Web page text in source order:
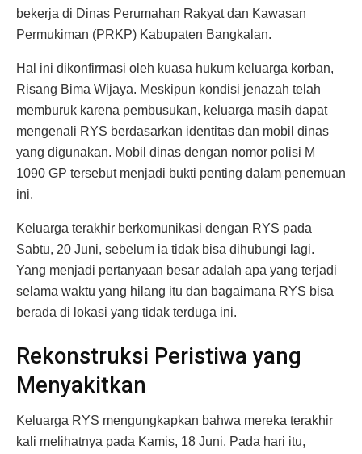
bekerja di Dinas Perumahan Rakyat dan Kawasan
Permukiman (PRKP) Kabupaten Bangkalan.
Hal ini dikonfirmasi oleh kuasa hukum keluarga korban,
Risang Bima Wijaya. Meskipun kondisi jenazah telah
memburuk karena pembusukan, keluarga masih dapat
mengenali RYS berdasarkan identitas dan mobil dinas
yang digunakan. Mobil dinas dengan nomor polisi M
1090 GP tersebut menjadi bukti penting dalam penemuan
ini.
Keluarga terakhir berkomunikasi dengan RYS pada
Sabtu, 20 Juni, sebelum ia tidak bisa dihubungi lagi.
Yang menjadi pertanyaan besar adalah apa yang terjadi
selama waktu yang hilang itu dan bagaimana RYS bisa
berada di lokasi yang tidak terduga ini.
Rekonstruksi Peristiwa yang
Menyakitkan
Keluarga RYS mengungkapkan bahwa mereka terakhir
kali melihatnya pada Kamis, 18 Juni. Pada hari itu,